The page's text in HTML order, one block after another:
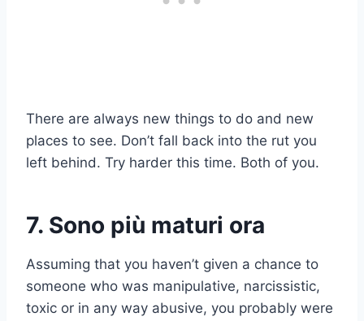
There are always new things to do and new
places to see. Don’t fall back into the rut you
left behind. Try harder this time. Both of you.
7. Sono più maturi ora
Assuming that you haven’t given a chance to
someone who was manipulative, narcissistic,
toxic or in any way abusive, you probably were